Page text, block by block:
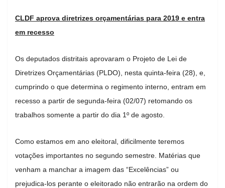
CLDF aprova diretrizes orçamentárias para 2019 e entra
em recesso
Os deputados distritais aprovaram o Projeto de Lei de
Diretrizes Orçamentárias (PLDO), nesta quinta-feira (28), e,
cumprindo o que determina o regimento interno, entram em
recesso a partir de segunda-feira (02/07) retomando os
trabalhos somente a partir do dia 1º de agosto.
Como estamos em ano eleitoral, dificilmente teremos
votações importantes no segundo semestre. Matérias que
venham a manchar a imagem das “Excelências” ou
prejudica-los perante o eleitorado não entrarão na ordem do